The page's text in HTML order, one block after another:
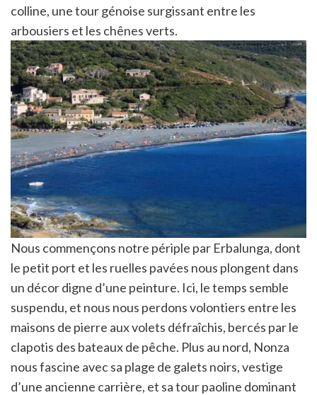
colline, une tour génoise surgissant entre les
arbousiers et les chênes verts.
Nous commençons notre périple par Erbalunga, dont
le petit port et les ruelles pavées nous plongent dans
un décor digne d’une peinture. Ici, le temps semble
suspendu, et nous nous perdons volontiers entre les
maisons de pierre aux volets défraîchis, bercés par le
clapotis des bateaux de pêche. Plus au nord, Nonza
nous fascine avec sa plage de galets noirs, vestige
d’une ancienne carrière, et sa tour paoline dominant